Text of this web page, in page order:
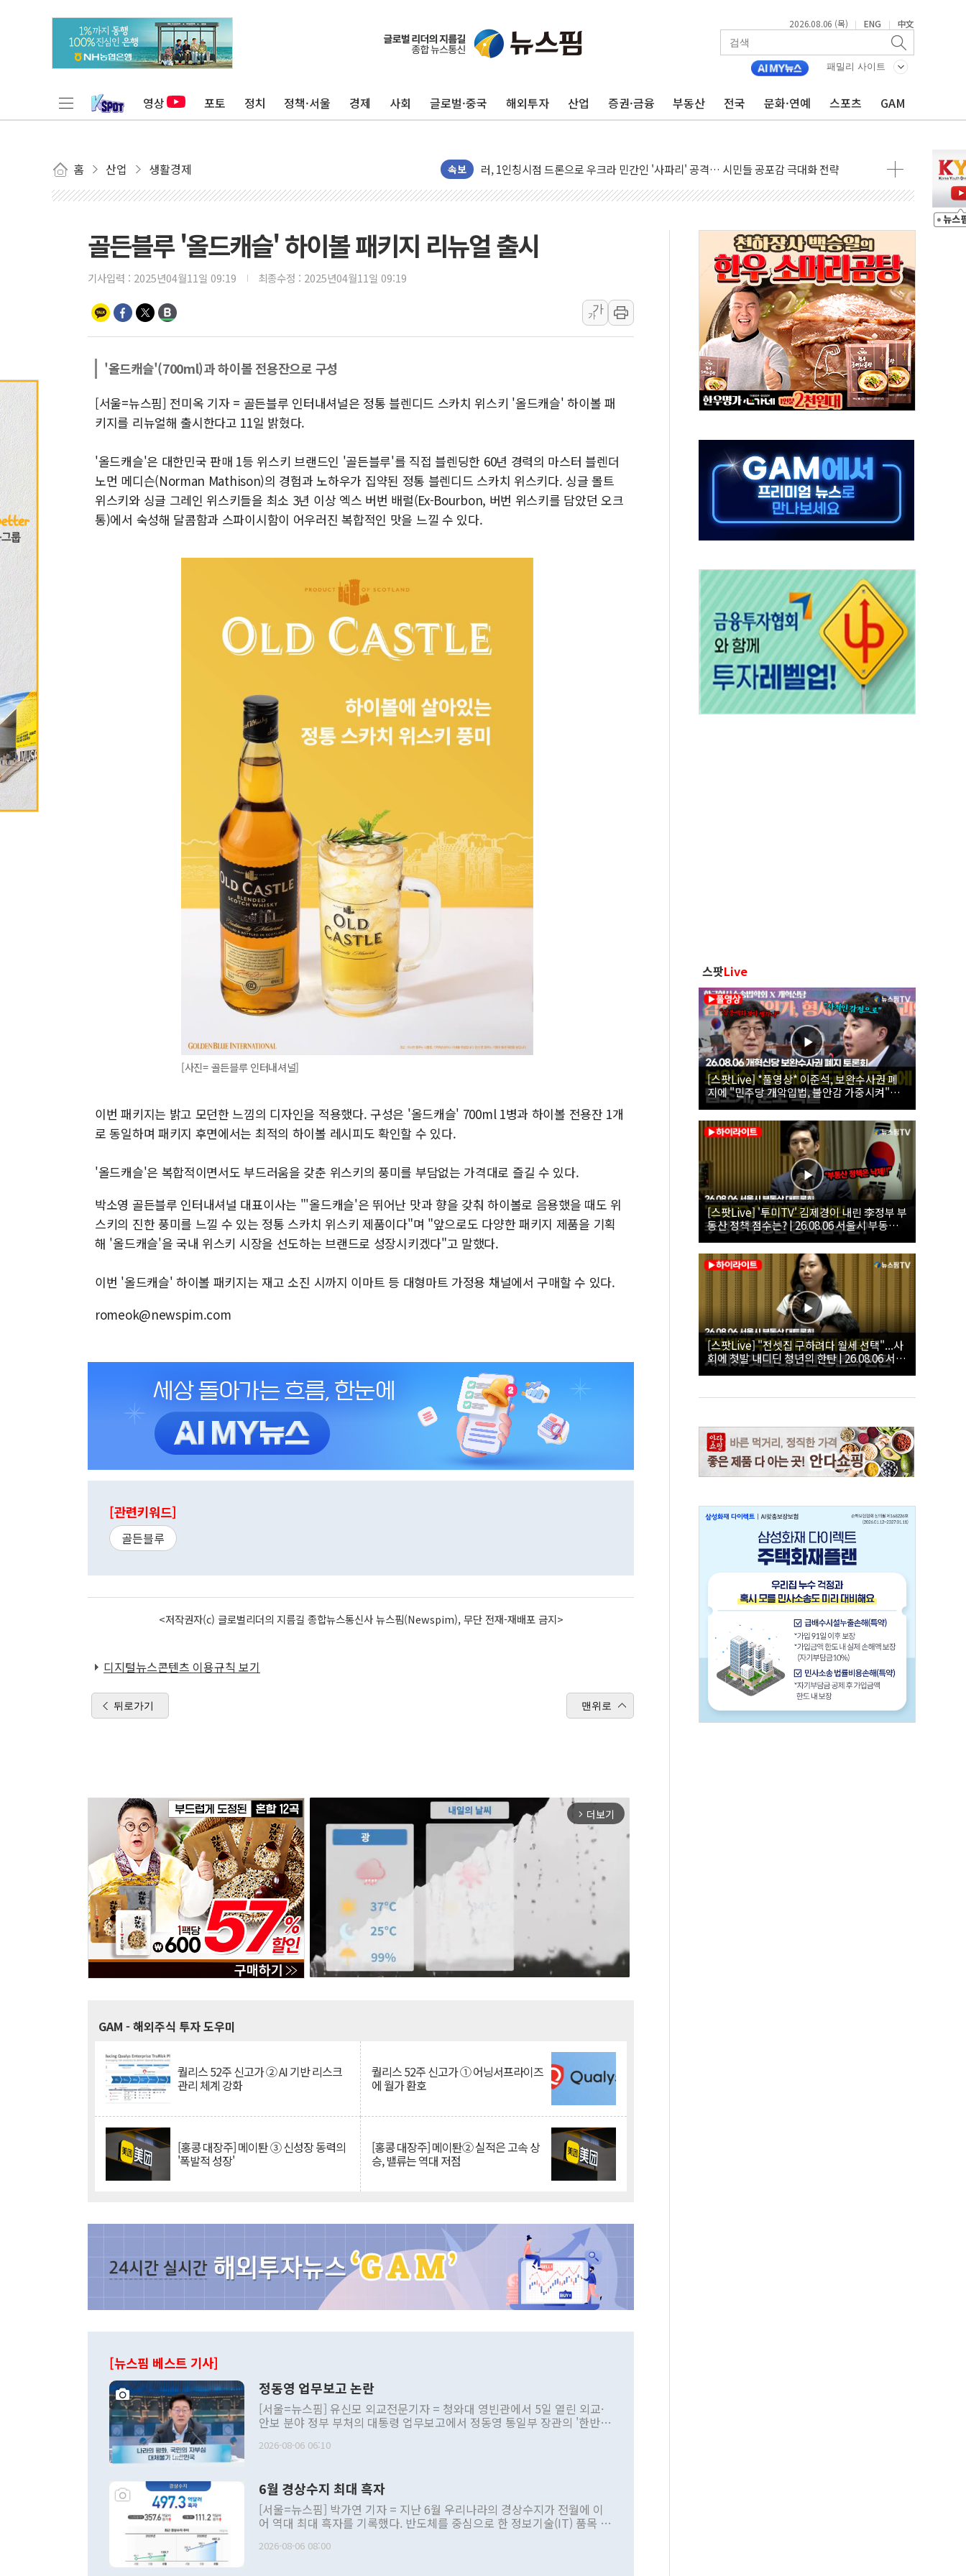
2026.08.06 (목) | ENG | 中文
패밀리 사이트
영상 포토 정치 정책·서울 경제 사회 글로벌·중국 해외투자 산업 증권·금융 부동산 전국 문화·연예 스포츠 GAM
홈 산업 생활경제 속보
금값 7주 만에 최고…美 고용 둔화·호르무즈 재개방 기대에 강세
[인도증시] 중동 긴장 완화에 실적 호조까지, 상승...호실적 보고 기업 상승세 뚜렷
[베트남 증시] 지수 하락 속 'DGC' 임시 주총 기대감에 홀로 상한가…마진 잔액은 사상 최고
'월가의 황제' 다이먼 "금융시장 레버리지 위험수위…숨은 차입이 더 큰 변수"
김정관 산업부 장관 "주 52시간 손봐야, 경쟁상대 中과 비교해야"
해군 1함대 창설 80주년…지역과 함께하는 '선봉'의 대민 봉사
[3보] 북, 원산서 동해로 단거리 탄도미사일 1발 발사… 올해 10번째·42일 만 도발
우크라 드론 전술, 중남미 콜롬비아에 새 안보 위기… 반군·마약카르텔이 습득해 전투 활용
동해해경, 독도 해상서 부유물 감긴 어선 구조
주한미군 "오산기지 누출, 백린 아닌 무해한 표면 부식 물질"
구미 폐염산처리업체서 불 2시간30여분만에 진화...외국인 노동자 숨져
강원도 폭염특보 11일째…온열질환·가축 피해 최소화 '총력 대응'
[르포] 39도 폭염 속 잠실 개표소 시위 '62일째'..."대부분 여기서 상주"
강원·전라권 폭염중대경보 확대…온열질환자 2665명·사망 23명
빚투·레버리지 줄었지만, 반도체 두 종목에 코스피 '휘청'
골든블루 '올드캐슬' 하이볼 패키지 리뉴얼 출시
기사입력 : 2025년04월11일 09:19 최종수정 : 2025년04월11일 09:19
가
가
'올드캐슬'(700ml)과 하이볼 전용잔으로 구성
[서울=뉴스핌] 전미옥 기자 = 골든블루 인터내셔널은 정통 블렌디드 스카치 위스키 '올드캐슬' 하이볼 패
키지를 리뉴얼해 출시한다고 11일 밝혔다.
'올드캐슬'은 대한민국 판매 1등 위스키 브랜드인 '골든블루'를 직접 블렌딩한 60년 경력의 마스터 블렌더
노먼 메디슨(Norman Mathison)의 경험과 노하우가 집약된 정통 블렌디드 스카치 위스키다. 싱글 몰트
위스키와 싱글 그레인 위스키들을 최소 3년 이상 엑스 버번 배럴(Ex-Bourbon, 버번 위스키를 담았던 오크
통)에서 숙성해 달콤함과 스파이시함이 어우러진 복합적인 맛을 느낄 수 있다.
[사진= 골든블루 인터내셔널]
이번 패키지는 밝고 모던한 느낌의 디자인을 적용했다. 구성은 '올드캐슬' 700ml 1병과 하이볼 전용잔 1개
로 동일하며 패키지 후면에서는 최적의 하이볼 레시피도 확인할 수 있다.
'올드캐슬'은 복합적이면서도 부드러움을 갖춘 위스키의 풍미를 부담없는 가격대로 즐길 수 있다.
박소영 골든블루 인터내셔널 대표이사는 "'올드캐슬'은 뛰어난 맛과 향을 갖춰 하이볼로 음용했을 때도 위
스키의 진한 풍미를 느낄 수 있는 정통 스카치 위스키 제품이다"며 "앞으로도 다양한 패키지 제품을 기획
해 '올드캐슬'을 국내 위스키 시장을 선도하는 브랜드로 성장시키겠다"고 말했다.
이번 '올드캐슬' 하이볼 패키지는 재고 소진 시까지 이마트 등 대형마트 가정용 채널에서 구매할 수 있다.
romeok@newspim.com
[관련키워드]
골든블루
<저작권자(c) 글로벌리더의 지름길 종합뉴스통신사 뉴스핌(Newspim), 무단 전재-재배포 금지>
디지털뉴스콘텐츠 이용규칙 보기
뒤로가기 맨위로
arrow_forward_ios 더보기
GAM - 해외주식 투자 도우미
퀄리스 52주 신고가 ② AI 기반 리스크
관리 체계 강화
퀄리스 52주 신고가 ① 어닝서프라이즈
에 월가 환호
[홍콩 대장주] 메이퇀 ③ 신성장 동력의
'폭발적 성장'
[홍콩 대장주] 메이퇀② 실적은 고속 상
승, 밸류는 역대 저점
[뉴스핌 베스트 기사]
정동영 업무보고 논란
[서울=뉴스핌] 유신모 외교전문기자 = 청와대 영빈관에서 5일 열린 외교·
안보 분야 정부 부처의 대통령 업무보고에서 정동영 통일부 장관의 '한반도
발언 중에는 정부 내 조율을 거치지 않은 사안을 정책으로 추진하겠다고 공
주의적 희망에 근거한 비현실적 구상'이라는 비판을 내놨다. 그동안 정 장
관의 대북 정책 관련 발언이 물의를 빚은 적은 여러 번 있지만 대통령과 유
관 부처 장관이 공개적으로 부정적 입장을 표명한 것은 이례적이다. 정 장
관의 무리한 대북 접근법과 월권을 제어해야 한다는 목소리도 높아지고 있
다. [정동영 통일부 장관이 지난달 23일 오후 서울 종로구 정부서울청사에
2026-08-06 06:10
6월 경상수지 최대 흑자
[서울=뉴스핌] 박가연 기자 = 지난 6월 우리나라의 경상수지가 전월에 이
어 역대 최대 흑자를 기록했다. 반도체를 중심으로 한 정보기술(IT) 품목 수
료=한국은행] 한국은행이 6일 발표한 '2026년 6월 국제수지(잠정)'에 따르
2026-08-06 08:00
스팟Live
[스팟Live] *풀영상* 이준석, 보완수사권 폐
지에 "민주당 개악입법, 불안감 가중시켜"｜
26.08.06 개혁신당 보완수사권 폐지 토론회
[스팟Live] '투미TV' 김제경이 내린 李정부 부
동산 정책 점수는? | 26.08.06 서울시 부동산
대토론회
[스팟Live] "전셋집 구하려다 월세 선택"...사
회에 첫발 내디딘 청년의 한탄 | 26.08.06 서울
시 부동산 대토론회